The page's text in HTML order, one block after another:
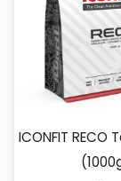
ICONFIT RECO